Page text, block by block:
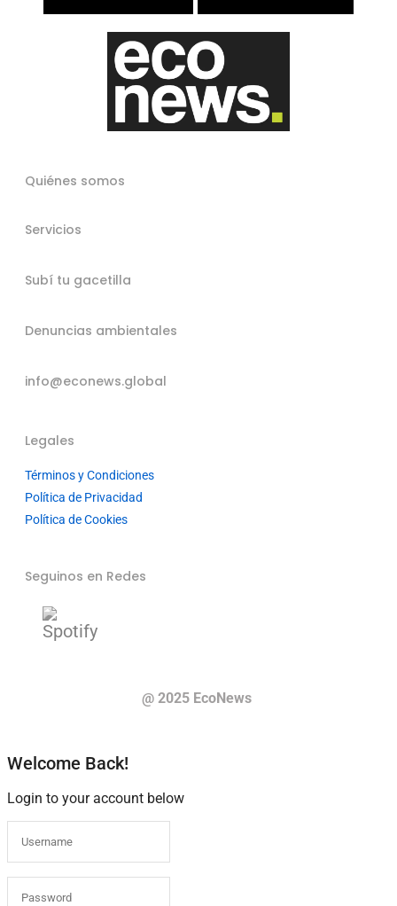
Quiénes somos
Servicios
Subí tu gacetilla
Denuncias ambientales
info@econews.global
Legales
Términos y Condiciones
Política de Privacidad
Política de Cookies
Seguinos en Redes
@ 2025 EcoNews
Welcome Back!
Login to your account below